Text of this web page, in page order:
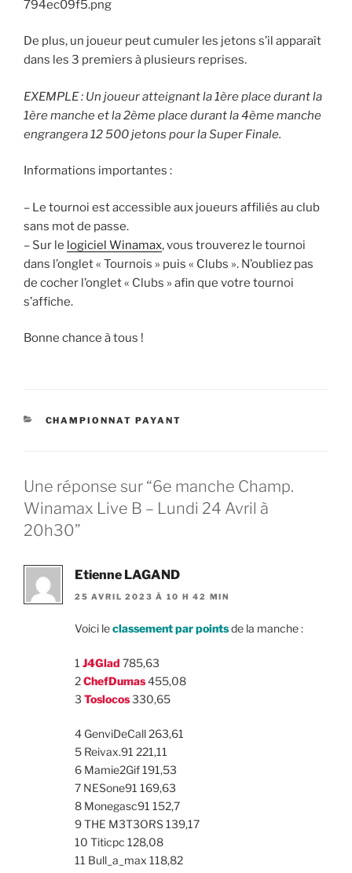
De plus, un joueur peut cumuler les jetons s’il apparaît
dans les 3 premiers à plusieurs reprises.
EXEMPLE : Un joueur atteignant la 1ère place durant la
1ère manche et la 2ème place durant la 4ème manche
engrangera 12 500 jetons pour la Super Finale.
Informations importantes :
– Le tournoi est accessible aux joueurs affiliés au club
sans mot de passe.
– Sur le logiciel Winamax, vous trouverez le tournoi
dans l’onglet « Tournois » puis « Clubs ». N’oubliez pas
de cocher l’onglet « Clubs » afin que votre tournoi
s’affiche.
Bonne chance à tous !
CATÉGORIES
CHAMPIONNAT PAYANT
Une réponse sur “6e manche Champ.
Winamax Live B – Lundi 24 Avril à
20h30”
Etienne LAGAND
25 AVRIL 2023 À 10 H 42 MIN
Voici leclassement par pointsde la manche :
1 J4Glad 785,63
2ChefDumas455,08
3 Toslocos330,65
4 GenviDeCall 263,61
5 Reivax.91 221,11
6 Mamie2Gif 191,53
7 NESone91 169,63
8 Monegasc91 152,7
9 THE M3T3ORS 139,17
10 Titicpc 128,08
11 Bull_a_max 118,82